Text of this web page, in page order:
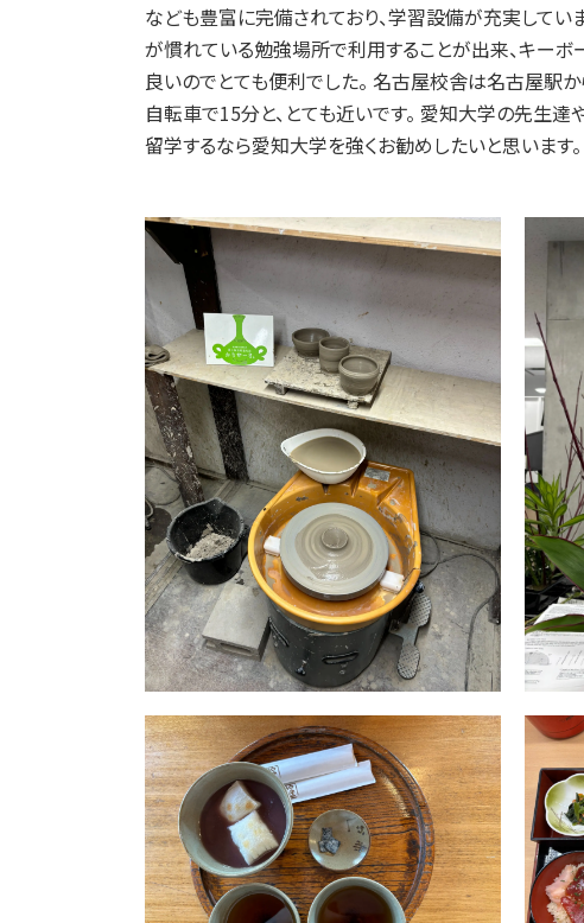
なども豊富に完備されており、学習設備が充実してい
が慣れている勉強場所で利用することが出来、キーボ
良いのでとても便利でした。 名古屋校舎は名古屋駅
自転車で15分と、とても近いです。 愛知大学の先生
留学するなら愛知大学を強くお勧めしたいと思います。